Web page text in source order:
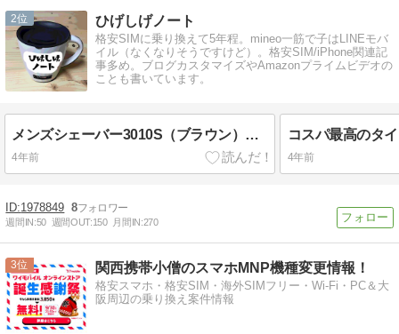
2 ひげしげノート
格安SIMに乗り換えて5年程。mineo一筋で子はLINEモバ
イル（なくなりそうですけど）。格安SIM/iPhone関連記
事多め。ブログカスタマイズやAmazonプライムビデオの
ことも書いています。
メンズシェーバー3010S（ブラウン）レビュー| 安くても切れ味文句なし
4年前 4年前
1978849 8
週間IN:50 週間OUT:150 月間IN:270
3 関西携帯小僧のスマホMNP機種変更情報！
格安スマホ・格安SIM・海外SIMフリー・Wi-Fi・PC＆大
阪周辺の乗り換え案件情報